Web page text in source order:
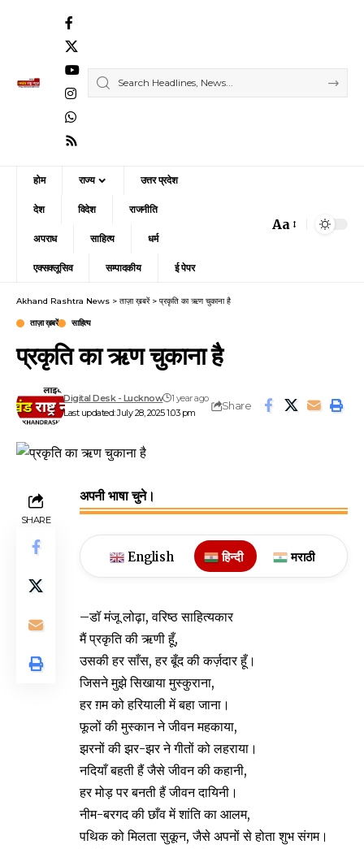
होम राज्य उत्तर प्रदेश
देश विदेश राजनीति
अपराध साहित्य धर्म
एक्सक्लूसिव सम्पादकीय ई पेपर
Font
Aa
Akhand Rashtra News > ताज़ा ख़बरें> प्रकृति का ऋण चुकाना है
ताज़ा ख़बरें साहित्य
प्रकृति का ऋण चुकाना है
Last updated: July 28, 2025 1:03 pm
Digital Desk - Lucknow 1 year ago
Share
SHARE
अपनी भाषा चुने।
English हिन्दी मराठी
–डॉ मंजू लोढ़ा, वरिष्ठ साहित्यकार
मैं प्रकृति की ऋणी हूँ,
उसकी हर साँस, हर बूँद की कर्ज़दार हूँ।
जिसने मुझे सिखाया मुस्कुराना,
हर ग़म को हरियाली में बहा जाना।
फूलों की मुस्कान ने जीवन महकाया,
झरनों की झर-झर ने गीतों को लहराया।
नदियाँ बहती हैं जैसे जीवन की कहानी,
हर मोड़ पर बनती हैं जीवन दायिनी।
नीम-बरगद की छाँव में शांति का आलम,
पथिक को मिलता सुकून, जैसे अपनों से होता शुभ संगम।